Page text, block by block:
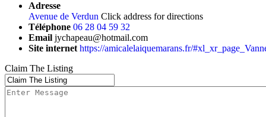
Adresse
Avenue de Verdun Click address for directions
Téléphone 06 28 04 59 32
Email jychapeau@hotmail.com
Site internet https://amicalelaiquemarans.fr/
Claim The Listing